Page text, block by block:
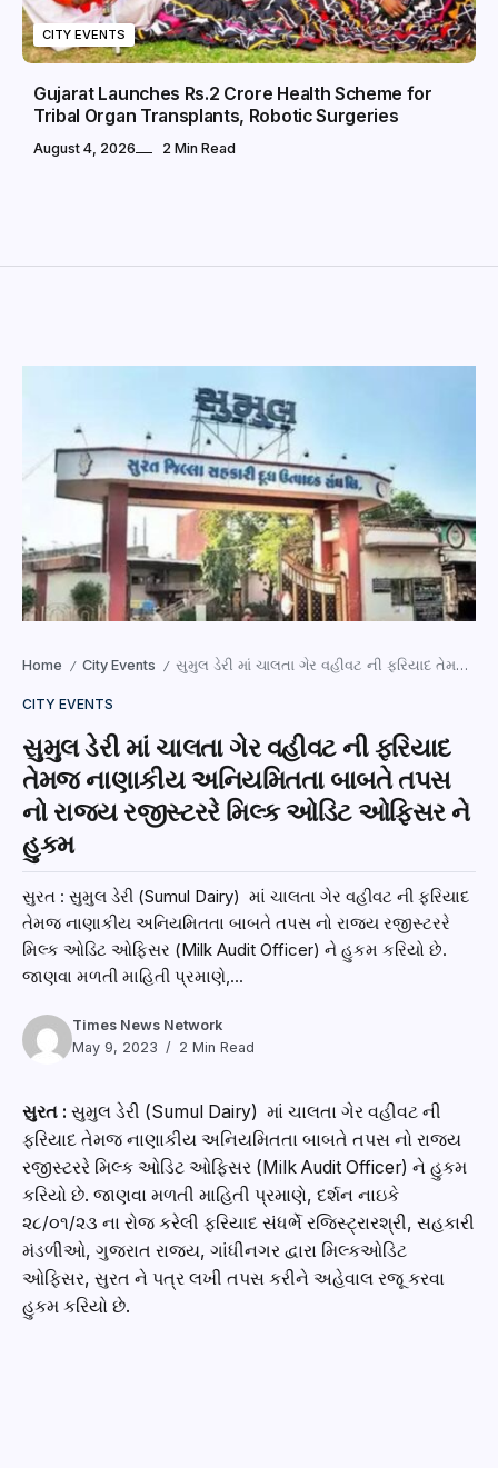
CITY EVENTS
Gujarat Launches Rs.2 Crore Health Scheme for
Tribal Organ Transplants, Robotic Surgeries
August 4, 2026 2 Min Read
Home / City Events / સુમુલ ડેરી માં ચાલતા ગેર વહીવટ ની ફરિયાદ તેમજ નાણાકીય અનિયમિતતા બાબતે તપસ નો રાજ્ય રજીસ્ટરરે મિલ્ક ઓડિટ ઓફિસર ને હુકમ
CITY EVENTS
સુમુલ ડેરી માં ચાલતા ગેર વહીવટ ની ફરિયાદ
તેમજ નાણાકીય અનિયમિતતા બાબતે તપસ
નો રાજ્ય રજીસ્ટરરે મિલ્ક ઓડિટ ઓફિસર ને
હુકમ
સુરત : સુમુલ ડેરી (Sumul Dairy) માં ચાલતા ગેર વહીવટ ની ફરિયાદ
તેમજ નાણાકીય અનિયમિતતા બાબતે તપસ નો રાજ્ય રજીસ્ટરરે
મિલ્ક ઓડિટ ઓફિસર (Milk Audit Officer) ને હુકમ કરિયો છે.
જાણવા મળતી માહિતી પ્રમાણે,...
Times News Network
May 9, 2023
2 Min Read
સુરત : સુમુલ ડેરી (Sumul Dairy) માં ચાલતા ગેર વહીવટ ની
ફરિયાદ તેમજ નાણાકીય અનિયમિતતા બાબતે તપસ નો રાજ્ય
રજીસ્ટરરે મિલ્ક ઓડિટ ઓફિસર (Milk Audit Officer) ને હુકમ
કરિયો છે. જાણવા મળતી માહિતી પ્રમાણે, દર્શન નાઇકે
૨૮/૦૧/૨૩ ના રોજ કરેલી ફરિયાદ સંધર્ભે રજિસ્ટ્રારશ્રી, સહકારી
મંડળીઓ, ગુજરાત રાજ્ય, ગાંધીનગર દ્વારા મિલ્કઓડિટ
ઓફિસર, સુરત ને પત્ર લખી તપસ કરીને અહેવાલ રજૂ કરવા
હુકમ કરિયો છે.